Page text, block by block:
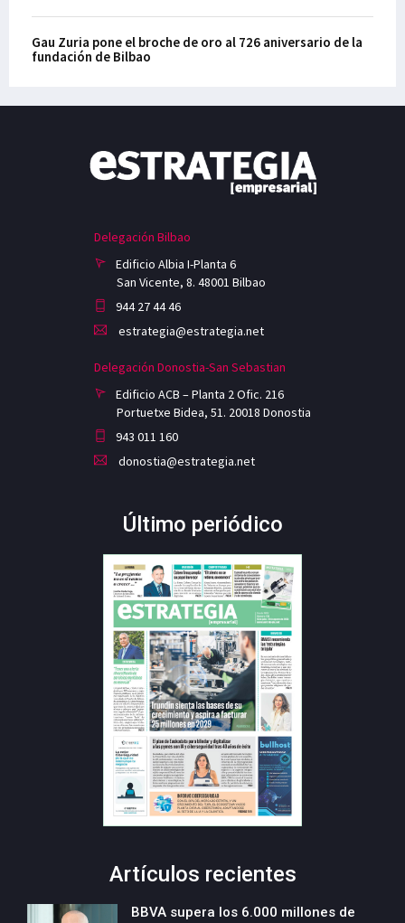
Gau Zuria pone el broche de oro al 726 aniversario de la
fundación de Bilbao
Delegación Bilbao
Edificio Albia I-Planta 6
San Vicente, 8. 48001 Bilbao
944 27 44 46
estrategia@estrategia.net
Delegación Donostia-San Sebastian
Edificio ACB – Planta 2 Ofic. 216
Portuetxe Bidea, 51. 20018 Donostia
943 011 160
donostia@estrategia.net
Último periódico
Artículos recientes
BBVA supera los 6.000 millones de